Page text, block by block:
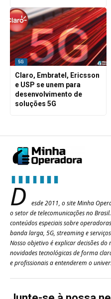
5G
Claro, Embratel, Ericsson
e USP se unem para
desenvolvimento de
soluções 5G
D
esde 2011, o site Minha
o setor de telecomunicações no
conteúdos especiais sobre
banda larga, 5G, streaming e
Nosso objetivo é explicar decisões
novidades tecnológicas de forma
e profissionais a entenderem o